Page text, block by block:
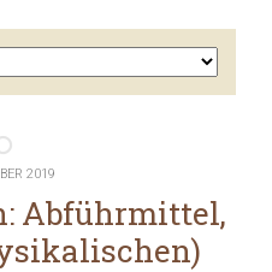
2019
Abführmittel,